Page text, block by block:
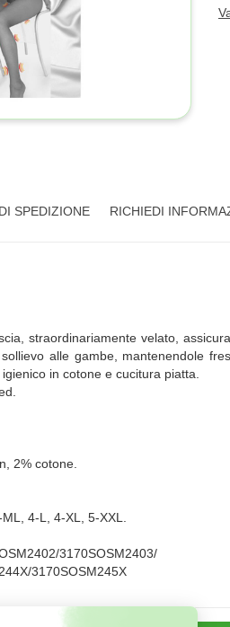
SPEDIZIONE RICHIEDI
straordinariamente velato,
alle gambe, mantenendole
in cotone e cucitura piatta.
2% cotone.
4-L, 4-XL, 5-XXL.
3170SOSM2403/
3170SOSM245X